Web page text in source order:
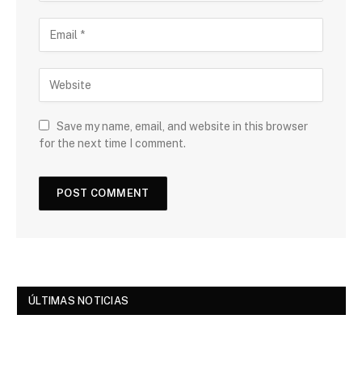
Save my name, email, and website in this browser
for the next time I comment.
ÚLTIMAS NOTICIAS